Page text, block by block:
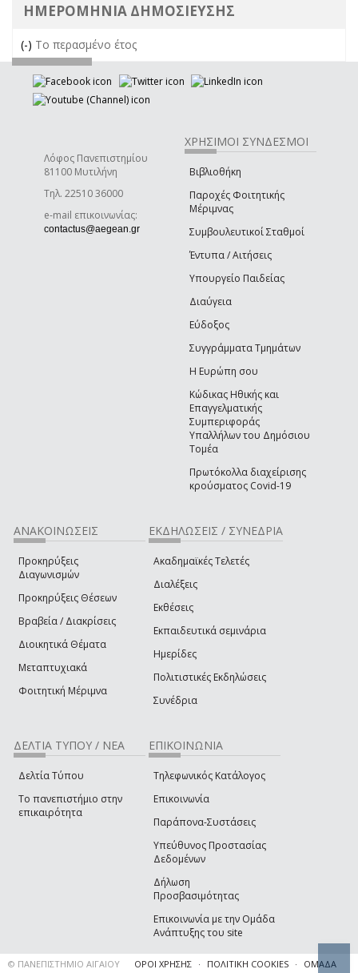
ΗΜΕΡΟΜΗΝΊΑ ΔΗΜΟΣΊΕΥΣΗΣ
(-) Remove Το περασμένο έτος filter
Το περασμένο έτος
Λόφος Πανεπιστημίου
81100 Μυτιλήνη
Τηλ. 22510 36000
e-mail επικοινωνίας:
contactus@aegean.gr
ΧΡΉΣΙΜΟΙ ΣΎΝΔΕΣΜΟΙ
Βιβλιοθήκη
Παροχές Φοιτητικής
Μέριμνας
Συμβουλευτικοί Σταθμοί
Έντυπα / Αιτήσεις
Υπουργείο Παιδείας
Διαύγεια
Εύδοξος
Συγγράμματα Τμημάτων
Η Ευρώπη σου
Κώδικας Ηθικής και
Επαγγελματικής
Συμπεριφοράς
Υπαλλήλων του Δημόσιου
Τομέα
Πρωτόκολλα διαχείρισης
κρούσματος Covid-19
ΑΝΑΚΟΙΝΏΣΕΙΣ
Προκηρύξεις
Διαγωνισμών
Προκηρύξεις Θέσεων
Βραβεία / Διακρίσεις
Διοικητικά Θέματα
Μεταπτυχιακά
Φοιτητική Μέριμνα
ΕΚΔΗΛΏΣΕΙΣ / ΣΥΝΈΔΡΙΑ
Ακαδημαϊκές Τελετές
Διαλέξεις
Εκθέσεις
Εκπαιδευτικά σεμινάρια
Ημερίδες
Πολιτιστικές Εκδηλώσεις
Συνέδρια
ΔΕΛΤΊΑ ΤΎΠΟΥ / ΝΈΑ
Δελτία Τύπου
Το πανεπιστήμιο στην
επικαιρότητα
ΕΠΙΚΟΙΝΩΝΊΑ
Τηλεφωνικός Κατάλογος
Επικοινωνία
Παράπονα-Συστάσεις
Υπεύθυνος Προστασίας
Δεδομένων
Δήλωση
Προσβασιμότητας
Επικοινωνία με την Ομάδα
Ανάπτυξης του site
© ΠΑΝΕΠΙΣΤΗΜΙΟ ΑΙΓΑΙΟΥ ΌΡΟΙ ΧΡΉΣΗΣ ΠΟΛΙΤΙΚΉ COOKIES
ΟΜΆΔΑ